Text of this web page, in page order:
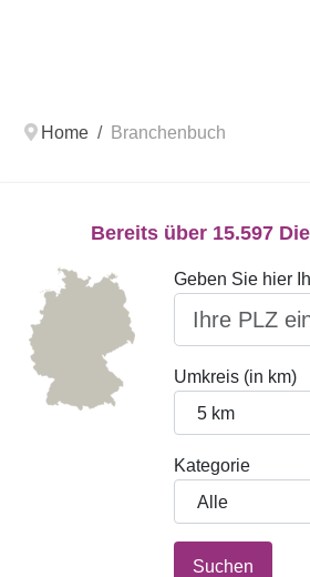
Home Branchenbuch
Bereits über 15.597
Geben Sie hier
Umkreis (in km)
Kategorie
Suchen